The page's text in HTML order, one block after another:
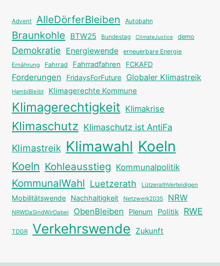
Advent AlleDörferBleiben Autobahn
Braunkohle BTW25 Bundestag ClimateJustice demo
Demokratie Energiewende erneuerbare Energie
Ernährung Fahrrad Fahrradfahren FCKAFD
Forderungen FridaysForFuture Globaler Klimastreik
HambiBleibt Klimagerechte Kommune
Klimagerechtigkeit Klimakrise
Klimaschutz Klimaschutz ist AntiFa
Klimastreik Klimawahl Koeln
Koeln Kohleausstieg Kommunalpolitik
KommunalWahl Luetzerath LützerathVerteidigen
Mobilitätswende Nachhaltigkeit Netzwerk2035 NRW
NRWDaSindWirDabei ObenBleiben Plenum Politik RWE
TDGR Verkehrswende Zukunft